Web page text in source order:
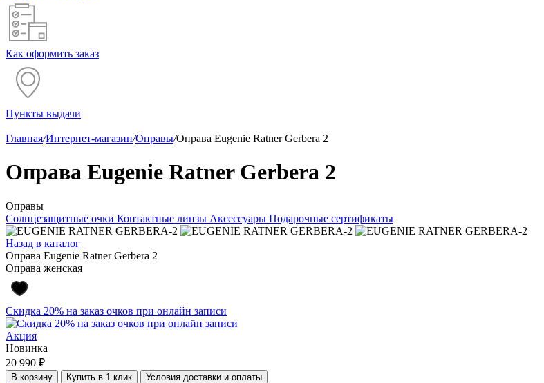
Как оформить заказ
Пункты выдачи
Главная/Интернет-магазин/Оправы/Оправа Eugenie Ratner Gerbera 2
Оправа Eugenie Ratner Gerbera 2
Оправы
Солнцезащитные очки Контактные линзы Аксессуары Подарочные сертификаты
Назад в каталог
Оправа Eugenie Ratner Gerbera 2
Оправа женская
Скидка 20% на заказ очков при онлайн записи
Акция
Новинка
20 990 ₽
В корзину Купить в 1 клик Условия доставки и оплаты